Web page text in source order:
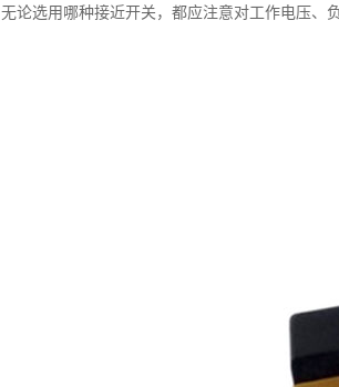
无论选用哪种接近开关，都应注意对工作电压、